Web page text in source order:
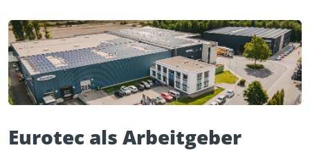
Eurotec als Arbeitgeber